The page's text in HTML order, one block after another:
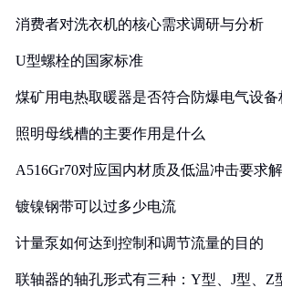
消费者对洗衣机的核心需求调研与分析
U型螺栓的国家标准
煤矿用电热取暖器是否符合防爆电气设备
照明母线槽的主要作用是什么
A516Gr70对应国内材质及低温冲击要求
镀镍钢带可以过多少电流
计量泵如何达到控制和调节流量的目的
联轴器的轴孔形式有三种：Y型、J型、Z